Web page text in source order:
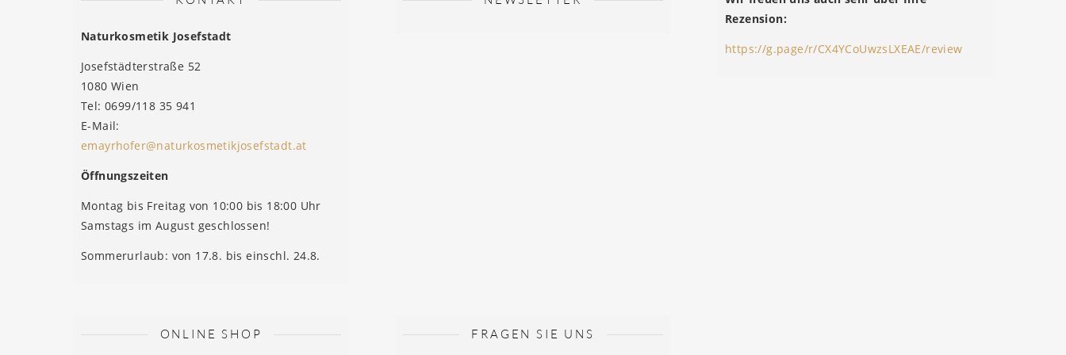
Naturkosmetik Josefstadt
Josefstädterstraße 52
1080 Wien
Tel: 0699/118 35 941
E-Mail:
emayrhofer@naturkosmetikjosefstadt.at
Öffnungszeiten
Montag bis Freitag von 10:00 bis 18:00 Uhr
Samstags im August geschlossen!
Sommerurlaub: von 17.8. bis einschl. 24.8.
Rezension:
https://g.page/r/CX4YCoUwzsLXEAE/review
ONLINE SHOP FRAGEN SIE UNS